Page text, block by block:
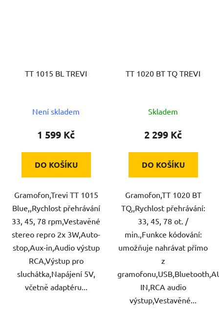
TT 1015 BL TREVI
Není skladem
1 599 Kč
DO KOŠÍKU
Gramofon,Trevi TT 1015
Blue,,Rychlost přehrávání
33, 45, 78 rpm,Vestavěné
stereo repro 2x 3W,Auto-
stop,Aux-in,Audio výstup
RCA,Výstup pro
sluchátka,Napájení 5V,
včetně adaptéru...
TT 1020 BT TQ TREVI
Skladem
2 299 Kč
DO KOŠÍKU
Gramofon,TT 1020 BT
TQ,,Rychlost přehrávání:
33, 45, 78 ot. /
min.,Funkce kódování:
umožňuje nahrávat přímo
z
IN,RCA audio
výstup,Vestavěné...